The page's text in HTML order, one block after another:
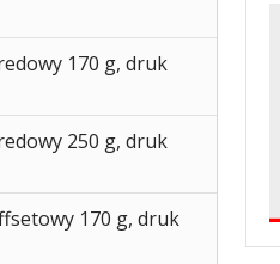
170 g, druk
250 g, druk
170 g, druk